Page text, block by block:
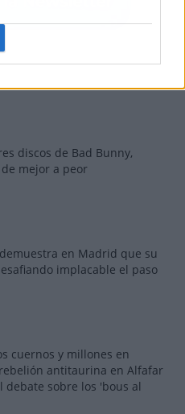
discos de Bad Bunny,
mejor a peor
en Madrid que su
implacable el paso
cuernos y millones en
antitaurina en Alfafar
debate sobre los 'bous al